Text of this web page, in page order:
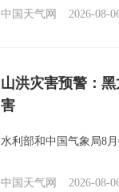
中国天气网 2026-08-
山洪灾害预警：
害
水利部和中国气象局8
中国天气网 2026-08-